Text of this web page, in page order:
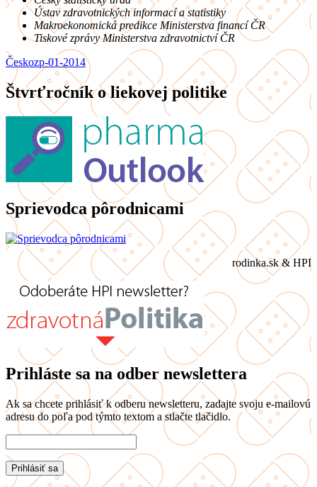
Ústav zdravotnických informací a statistiky
Makroekonomická predikce Ministerstva financí ČR
Tiskové zprávy Ministerstva zdravotnictví ČR
Českozp-01-2014
Štvrťročník o liekovej politike
Sprievodca pôrodnicami
rodinka.sk & HPI
Prihláste sa na odber newslettera
Ak sa chcete prihlásiť k odberu newsletteru, zadajte svoju e-mailovú
adresu do poľa pod týmto textom a stlačte tlačidlo.